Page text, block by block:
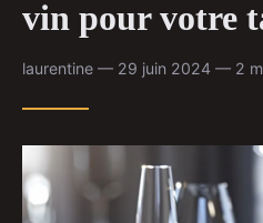
vin pour votre
laurentine — 29 juin 2024 — 2